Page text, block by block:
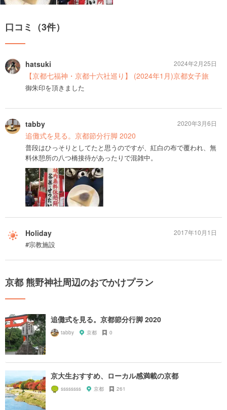
口コミ（3件）
hatsuki
【京都七福神・京都十六社巡り】 (2024年1月)京都女子旅
御朱印を頂きました
2024年2月25日
tabby
追儺式を見る。京都節分行脚 2020
普段はひっそりとしてたと思うのですが、紅白の布で覆われ、無
料休憩所の八つ橋接待があったりで混雑中。
2020年3月6日
Holiday
#宗教施設
2017年10月1日
京都 熊野神社周辺のおでかけプラン
追儺式を見る。京都節分行脚 2020
tabby 京都 0
京大生おすすめ、ローカル感満載の京都
ssssssss 京都 261